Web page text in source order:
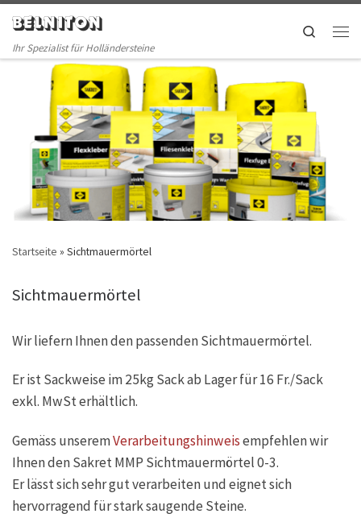
Skip to content
BELNITON
Ihr Spezialist für Holländersteine
Search
Startseite » Sichtmauermörtel
Sichtmauermörtel
Wir liefern Ihnen den passenden Sichtmauermörtel.
Er ist Sackweise im 25kg Sack ab Lager für 16 Fr./Sack
exkl. MwSt erhältlich.
Gemäss unseremVerarbeitungshinweisempfehlen wir
Ihnen den Sakret MMP Sichtmauermörtel 0-3.
Er lässt sich sehr gut verarbeiten und eignet sich
hervorragend für stark saugende Steine.